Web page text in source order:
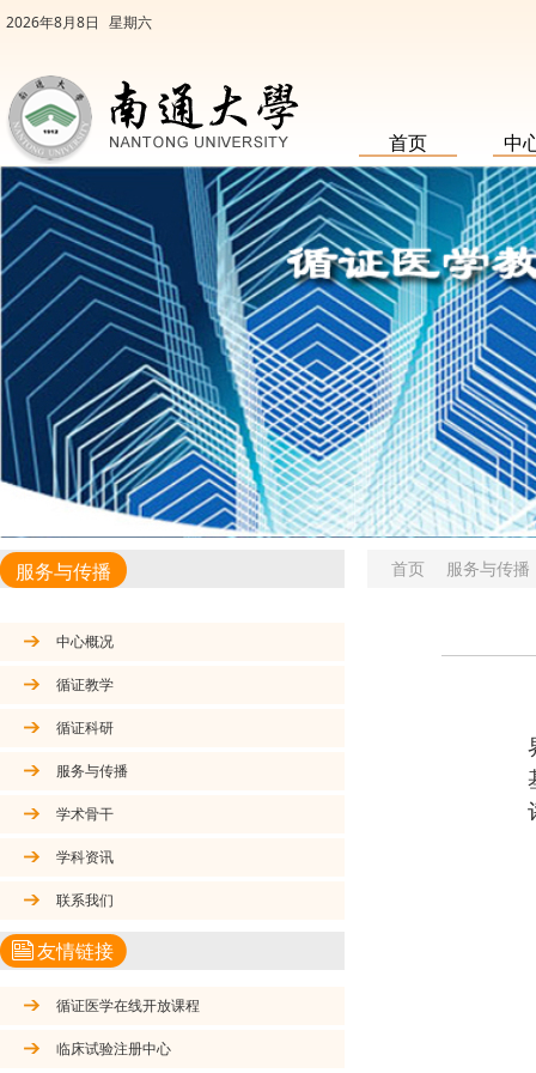
2026年8月8日 星期六
首页 中
服务与传播
中心概况
循证教学
循证科研
服务与传播
学术骨干
学科资讯
联系我们
友情链接
循证医学在线开放课程
临床试验注册中心
首页 服务与传播